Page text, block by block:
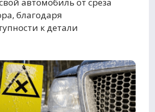
благодаря
к детали